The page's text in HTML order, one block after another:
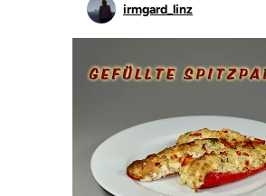
irmgard_linz